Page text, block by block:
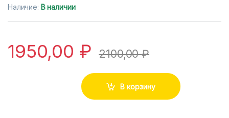
Наличие: В наличии
1950,00 ₽ 2100,00₽
В корзину